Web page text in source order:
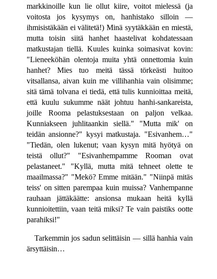
markkinoille kun lie ollut kiire, voitot mielessä (ja
voitosta jos kysymys on, hanhistako silloin —
ihmisistäkään ei välitetä!) Minä syytäkkään en miestä,
mutta toisin siitä hanhet haastelivat kohdatessaan
matkustajan tiellä. Kuules kuinka soimasivat kovin:
"Lieneeköhän olentoja muita yhtä onnettomia kuin
hanhet? Mies tuo meitä tässä törkeästi huitoo
vitsallansa, aivan kuin me villihanhia vain olisimme;
sitä tämä tolvana ei tiedä, että tulis kunnioittaa meitä,
että kuulu sukumme näät johtuu hanhi-sankareista,
joille Rooma pelastuksestaan on paljon velkaa.
Kunniakseen juhlitaankin siellä." "Mutta mik' on
teidän ansionne?" kysyi matkustaja. "Esivanhem…"
"Tiedän, olen lukenut; vaan kysyn mitä hyötyä on
teistä ollut?" "Esivanhempamme Rooman ovat
pelastaneet." "Kyllä, mutta mitä tehneet olette te
maailmassa?" "Mekö? Emme mitään." "Niinpä mitäs
teiss' on sitten parempaa kuin muissa? Vanhempanne
rauhaan jättäkäätte: ansionsa mukaan heitä kyllä
kunnioitettiin, vaan teitä miksi? Te vain paistiks ootte
parahiksi!"
Tarkemmin jos sadun selittäisin — sillä hanhia vain
ärsyttäisin…